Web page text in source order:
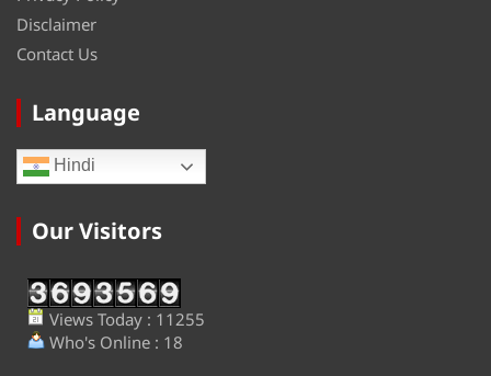
Disclaimer
Contact Us
Language
Hindi
Our Visitors
Views Today : 11255
Who's Online : 18